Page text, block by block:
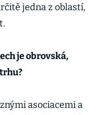
jedna z oblastí,
je obrovská,
asociacemi a